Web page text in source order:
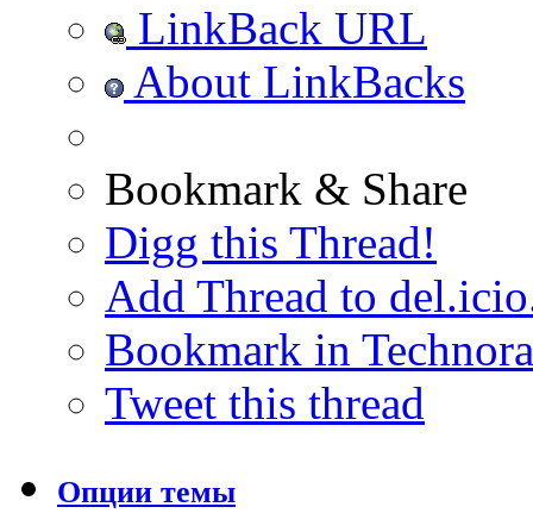
LinkBack URL
About LinkBacks
Bookmark & Share
Digg this Thread!
Add Thread to
Bookmark in
Tweet this thread
Опции темы